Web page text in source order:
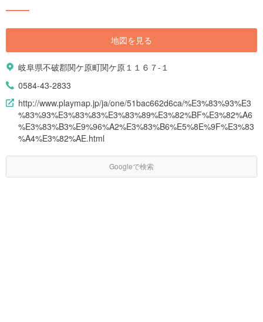
地図を見る
岐阜県不破郡関ケ原町関ケ原１１６７-１
0584-43-2833
http://www.playmap.jp/ja/one/51bac662d6ca/%E3%83%93%E3
%83%93%E3%83%83%E3%83%89%E3%82%BF%E3%82%A6
%E3%83%B3%E9%96%A2%E3%83%B6%E5%8E%9F%E3%83
%A4%E3%82%AE.html
Googleで検索